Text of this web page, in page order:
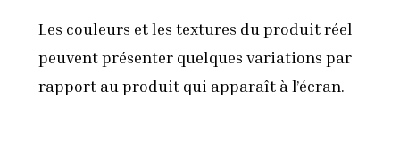
Les couleurs et les textures du produit réel
peuvent présenter quelques variations par
rapport au produit qui apparaît à l’écran.